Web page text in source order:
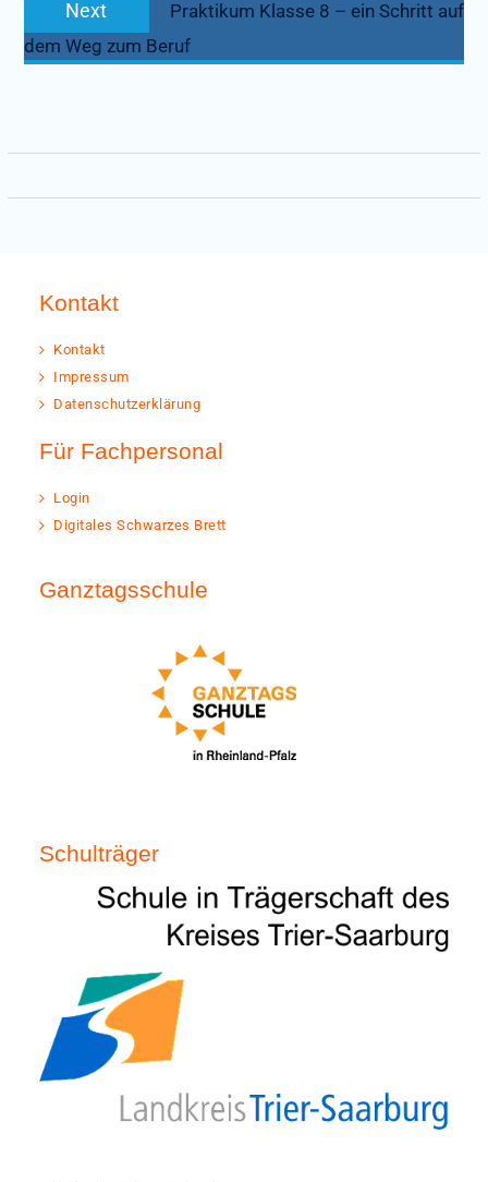
Next
post:
Praktikum Klasse 8 – ein Schritt auf
dem Weg zum Beruf
Kontakt
Kontakt
Impressum
Datenschutzerklärung
Für Fachpersonal
Login
Digitales Schwarzes Brett
Ganztagsschule
Schulträger